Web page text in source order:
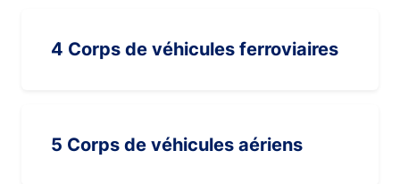
4 Corps de véhicules ferroviaires
5 Corps de véhicules aériens